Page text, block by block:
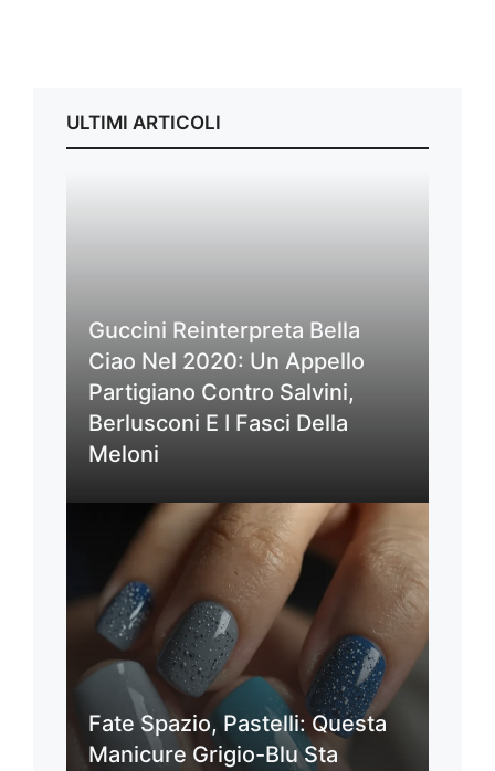
ULTIMI ARTICOLI
Guccini Reinterpreta Bella
Ciao Nel 2020: Un Appello
Partigiano Contro Salvini,
Berlusconi E I Fasci Della
Meloni
Fate Spazio, Pastelli: Questa
Manicure Grigio-Blu Sta